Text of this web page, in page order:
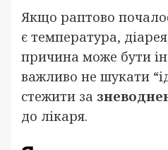
Якщо раптово
є температура,
причина може бути
важливо не шукати
стежити за
до лікаря.